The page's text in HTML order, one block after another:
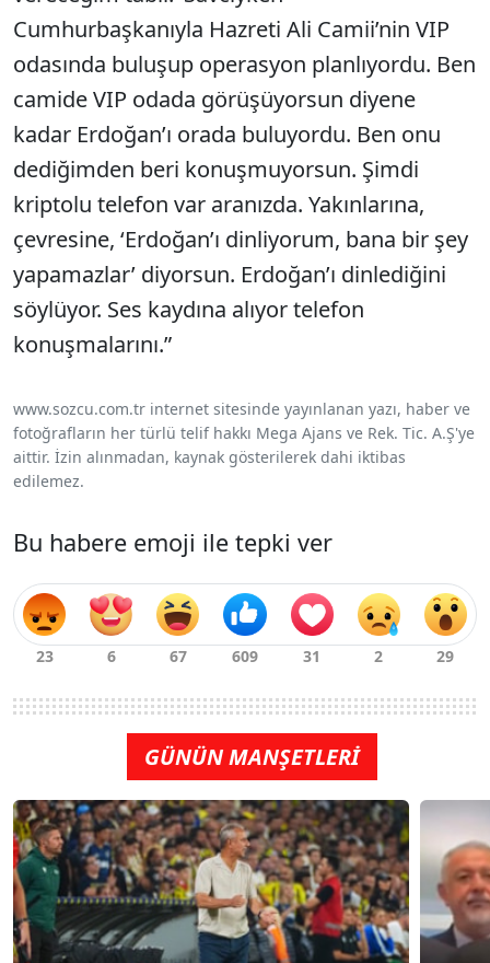
Cumhurbaşkanıyla Hazreti Ali Camii’nin VIP
odasında buluşup operasyon planlıyordu. Ben
camide VIP odada görüşüyorsun diyene
kadar Erdoğan’ı orada buluyordu. Ben onu
dediğimden beri konuşmuyorsun. Şimdi
kriptolu telefon var aranızda. Yakınlarına,
çevresine, ‘Erdoğan’ı dinliyorum, bana bir şey
yapamazlar’ diyorsun. Erdoğan’ı dinlediğini
söylüyor. Ses kaydına alıyor telefon
konuşmalarını.”
www.sozcu.com.tr internet sitesinde yayınlanan yazı, haber ve
fotoğrafların her türlü telif hakkı Mega Ajans ve Rek. Tic. A.Ş'ye
aittir. İzin alınmadan, kaynak gösterilerek dahi iktibas
edilemez.
Bu habere emoji ile tepki ver
GÜNÜN MANŞETLERİ